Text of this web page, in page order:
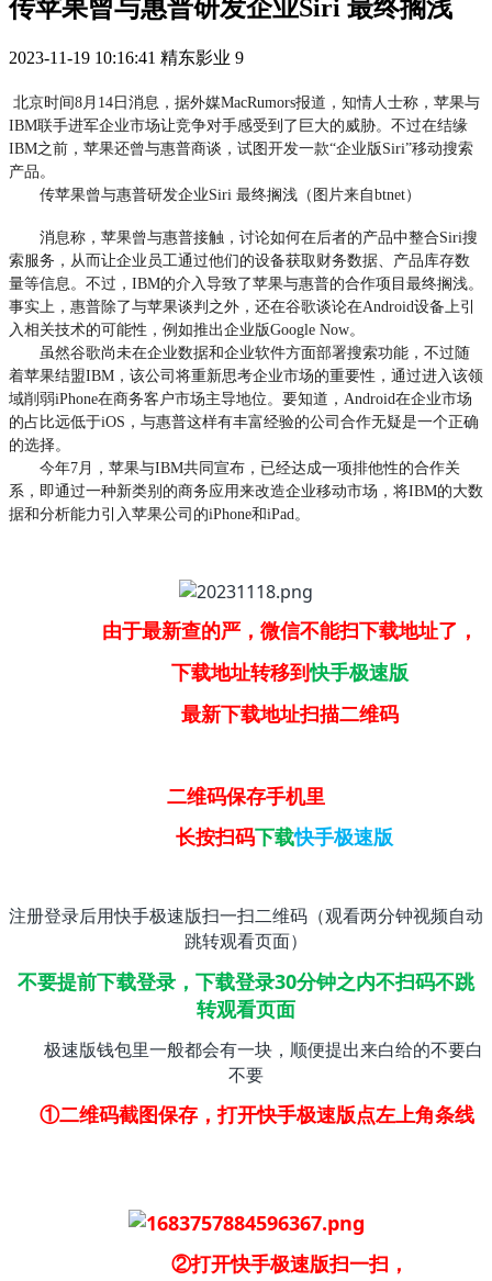
传苹果曾与惠普研发企业Siri 最终搁浅
2023-11-19 10:16:41 精东影业 9
北京时间8月14日消息，据外媒MacRumors报道，知情人士称，苹果与
IBM联手进军企业市场让竞争对手感受到了巨大的威胁。不过在结缘
IBM之前，苹果还曾与惠普商谈，试图开发一款“企业版Siri”移动搜索
产品。
传苹果曾与惠普研发企业Siri 最终搁浅（图片来自btnet）
消息称，苹果曾与惠普接触，讨论如何在后者的产品中整合Siri搜
索服务，从而让企业员工通过他们的设备获取财务数据、产品库存数
量等信息。不过，IBM的介入导致了苹果与惠普的合作项目最终搁浅。
事实上，惠普除了与苹果谈判之外，还在谷歌谈论在Android设备上引
入相关技术的可能性，例如推出企业版Google Now。
虽然谷歌尚未在企业数据和企业软件方面部署搜索功能，不过随
着苹果结盟IBM，该公司将重新思考企业市场的重要性，通过进入该领
域削弱iPhone在商务客户市场主导地位。要知道，Android在企业市场
的占比远低于iOS，与惠普这样有丰富经验的公司合作无疑是一个正确
的选择。
今年7月，苹果与IBM共同宣布，已经达成一项排他性的合作关
系，即通过一种新类别的商务应用来改造企业移动市场，将IBM的大数
据和分析能力引入苹果公司的iPhone和iPad。
由于最新查的严，微信不能扫下载地址了，
下载地址转移到快手极速版
最新下载地址扫描二维码
二维码保存手机里
长按扫码下载快手极速版
注册登录后用快手极速版扫一扫二维码（观看两分钟视频自动
跳转观看页面）
不要提前下载登录，下载登录30分钟之内不扫码不跳
转观看页面
极速版钱包里一般都会有一块，顺便提出来白给的不要白
不要
①二维码截图保存，打开快手极速版点左上角条线
②打开快手极速版扫一扫，